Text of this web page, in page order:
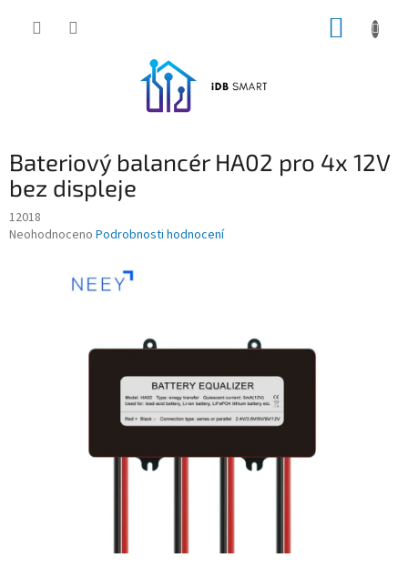
Bateriový balancér HA02 pro 4x 12V
bez displeje
12018
Průměrné
Neohodnoceno Podrobnosti hodnocení